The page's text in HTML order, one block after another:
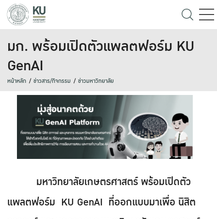
มก. พร้อมเปิดตัวแพลตฟอร์ม KU
GenAI
หน้าหลัก ข่าวสาร/กิจกรรม ข่าวมหาวิทยาลัย
มหาวิทยาลัยเกษตรศาสตร์ พร้อมเปิดตัว
แพลตฟอร์ม KU GenAI ที่ออกแบบมาเพื่อ นิสิต